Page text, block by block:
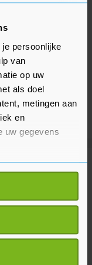
persoonlijke
van
op uw
als doel
metingen aan
en
uw gegevens
kan zijn
actief te
(fingerprinting)
worden
en